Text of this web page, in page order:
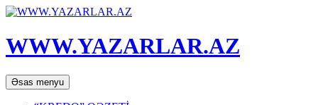
WWW.YAZARLAR.AZ
Axtar
Əsas menyu Mühtəviyyata
keç